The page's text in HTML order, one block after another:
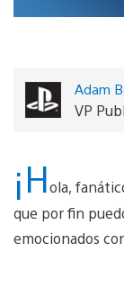
Adam
VP
¡Hola,
que por fin
emocionados